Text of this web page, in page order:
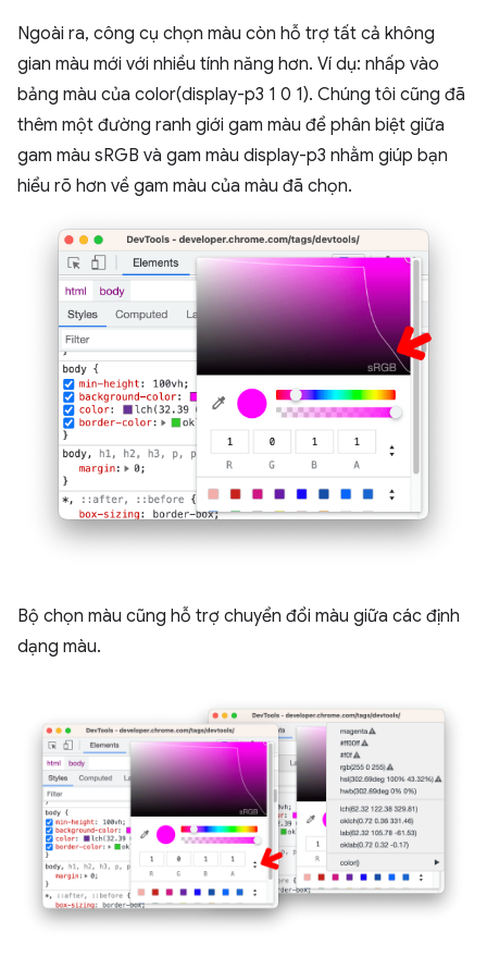
Ngoài ra, công cụ chọn màu còn hỗ trợ tất cả không
gian màu mới với nhiều tính năng hơn. Ví dụ: nhấp vào
bảng màu của color(display-p3 1 0 1). Chúng tôi cũng đã
thêm một đường ranh giới gam màu để phân biệt giữa
gam màu sRGB và gam màu display-p3 nhằm giúp bạn
hiểu rõ hơn về gam màu của màu đã chọn.
Bộ chọn màu cũng hỗ trợ chuyển đổi màu giữa các định
dạng màu.